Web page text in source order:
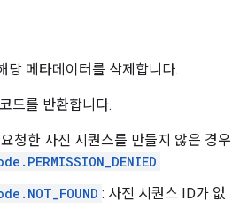
당 메타데이터를 삭제합니다.
드를 반환합니다.
청한 사진 시퀀스를 만들지 않은 경우
: 사진 시퀀스 ID가 없